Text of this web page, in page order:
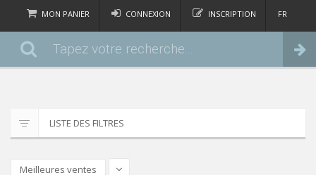
ACCUEIL
CATÉGORIES
CONTACT
MON PANIER
Commander
CONNEXION INSCRIPTION FR
LISTE DES FILTRES
Meilleures ventes